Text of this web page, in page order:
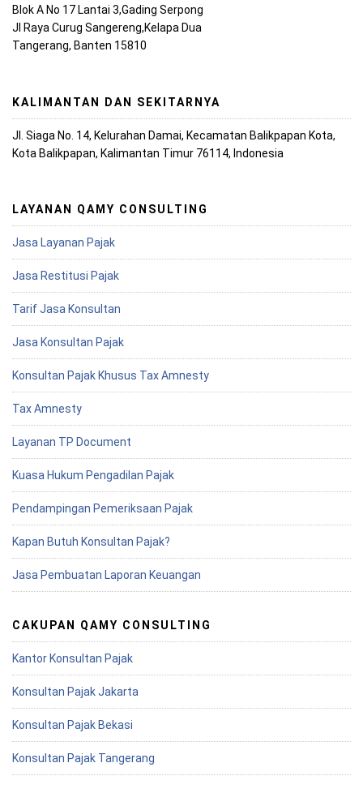
Blok A No 17 Lantai 3,Gading Serpong
Jl Raya Curug Sangereng,Kelapa Dua
Tangerang, Banten 15810
KALIMANTAN DAN SEKITARNYA
Jl. Siaga No. 14, Kelurahan Damai, Kecamatan Balikpapan Kota,
Kota Balikpapan, Kalimantan Timur 76114, Indonesia
LAYANAN QAMY CONSULTING
Jasa Layanan Pajak
Jasa Restitusi Pajak
Tarif Jasa Konsultan
Jasa Konsultan Pajak
Konsultan Pajak Khusus Tax Amnesty
Tax Amnesty
Layanan TP Document
Kuasa Hukum Pengadilan Pajak
Pendampingan Pemeriksaan Pajak
Kapan Butuh Konsultan Pajak?
Jasa Pembuatan Laporan Keuangan
CAKUPAN QAMY CONSULTING
Kantor Konsultan Pajak
Konsultan Pajak Jakarta
Konsultan Pajak Bekasi
Konsultan Pajak Tangerang